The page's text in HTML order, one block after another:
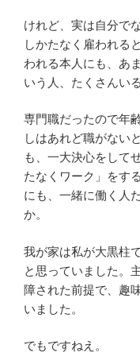
けれど、実は自分で
しかたなく雇われる
われる本人にも、あ
いう人、たくさんい
専門職だったので年
しはあれど職がない
も、一大決心をして
たなくワーク」をす
にも、一緒に働く人
か。
我が家は私が大黒柱
と思っていました。
障された前提で、趣
いました。
でもですねえ。